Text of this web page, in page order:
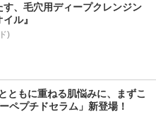
す、毛穴用ディープクレンジン
ル』
ともに重ねる肌悩みに、まずこ
ペプチドセラム」新登場！